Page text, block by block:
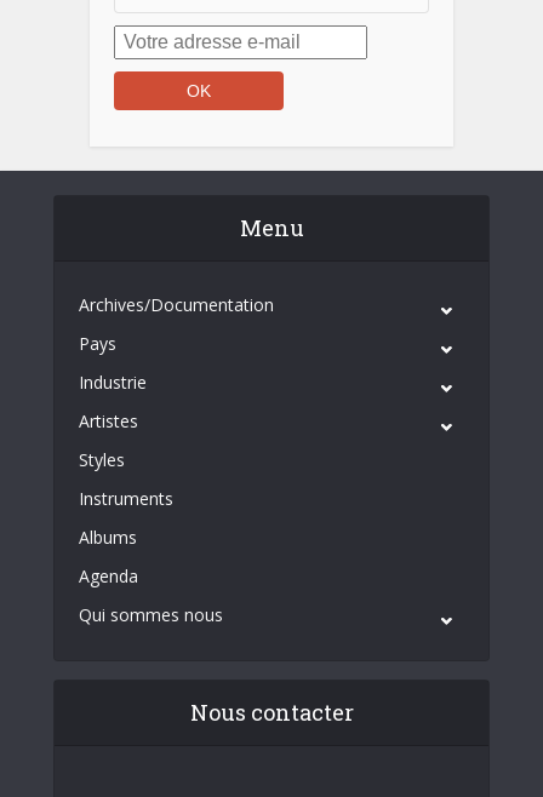
Menu
Archives/Documentation
Pays
Industrie
Artistes
Styles
Instruments
Albums
Agenda
Qui sommes nous
Nous contacter